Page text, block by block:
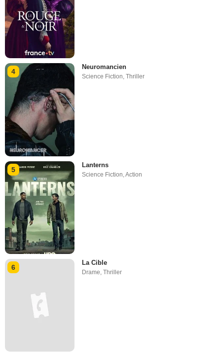
4
Neuromancien
Science Fiction,Thriller
5
Lanterns
Science Fiction ,Action
6
La Cible
Drame,Thriller